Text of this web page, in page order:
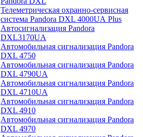
Телеметрическая охранно-сервисная
система Pandora DXL 4000UA Plus
Автосигнализация Pandora
DXL3170UA
Автомобильная сигнализация Pandora
DXL 4750
Автомобильная сигнализация Pandora
DXL 4790UA
Автомобильная сигнализация Pandora
DXL 4710UA
Автомобильная сигнализация Pandora
DXL 4910
Автомобильная сигнализация Pandora
DXL 4970